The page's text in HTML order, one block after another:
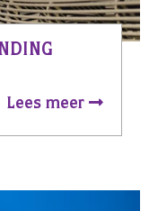
Lees meer